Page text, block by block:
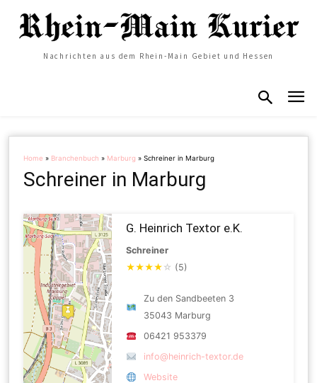
Nachrichten aus dem Rhein-Main Gebiet und Hessen
Home » Branchenbuch » Marburg »Schreiner in Marburg
Schreiner in Marburg
G. Heinrich Textor e.K.
Schreiner
★★★★ ☆ (5)
Zu den Sandbeeten 3
35043 Marburg
06421 953379
info@heinrich-textor.de
Website